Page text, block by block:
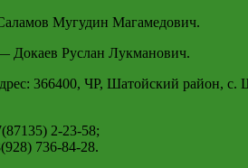
Мугудин Магамедович.
Докаев Руслан Лукманович.
366400, ЧР, Шатойский район, с.
2-23-58;
736-84-28.